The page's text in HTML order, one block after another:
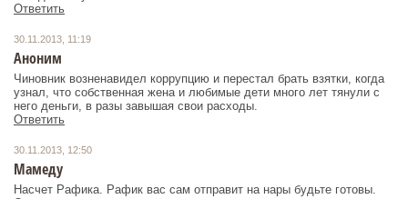
Ответить
30.11.2013, 11:19
Аноним
Чиновник возненавидел коррупцию и перестал брать взятки, когда
узнал, что собственная жена и любимые дети много лет тянули с
него деньги, в разы завышая свои расходы.
Ответить
30.11.2013, 12:50
Мамеду
Насчет Рафика. Рафик вас сам отправит на нары будьте готовы.